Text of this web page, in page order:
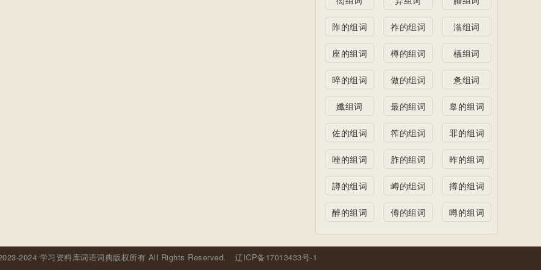
阼的组词 祚的组词 滃组词
座的组词 樽的组词 檥组词
晬的组词 做的组词 惫组词
孅组词 最的组词 辠的组词
佐的组词 筰的组词 罪的组词
唑的组词 胙的组词 昨的组词
譐的组词 嶟的组词 撙的组词
醉的组词 僔的组词 噂的组词
2024 学习资料库词语词典版权所有 All Rights Reserved. 辽ICP备17013433号-1